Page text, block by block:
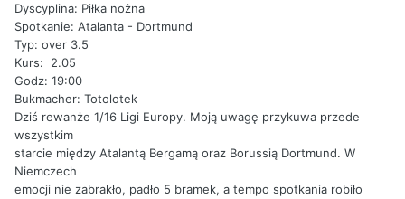
Dyscyplina: Piłka nożna
Spotkanie: Atalanta - Dortmund
Typ: over 3.5
Kurs: 2.05
Godz: 19:00
Bukmacher: Totolotek
Dziś rewanże 1/16 Ligi Europy. Moją uwagę przykuwa przede
wszystkim
starcie między Atalantą Bergamą oraz Borussią Dortmund. W
Niemczech
emocji nie zabrakło, padło 5 bramek, a tempo spotkania robiło